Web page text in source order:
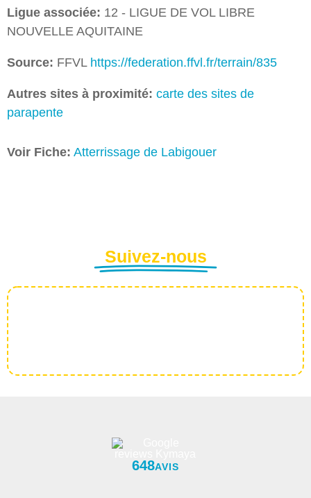
Ligue associée: 12 - LIGUE DE VOL LIBRE
NOUVELLE AQUITAINE
Source: FFVL https://federation.ffvl.fr/terrain/835
Autres sites à proximité: carte des sites de
parapente
Voir Fiche: Atterrissage de Labigouer
Suivez-nous
648AVIS